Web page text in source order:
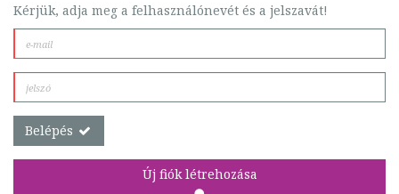
Kérjük, adja meg a felhasználónevét és a jelszavát!
Belépés
Új fiók létrehozása